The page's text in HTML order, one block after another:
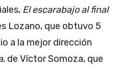
El escarabajo al final
Lozano, que obtuvo 5
a la mejor dirección
, de Víctor Somoza, que